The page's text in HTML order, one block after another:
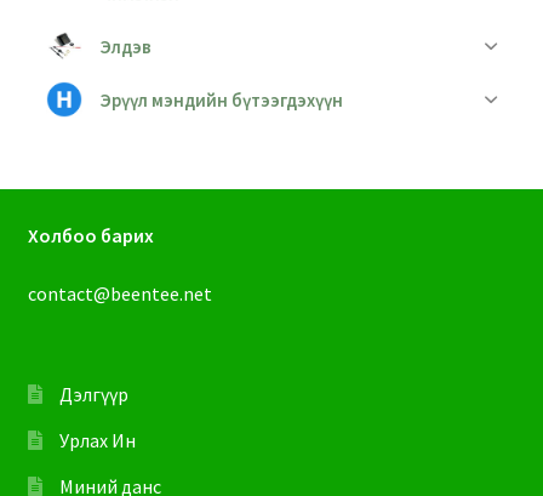
Элдэв
Эрүүл мэндийн бүтээгдэхүүн
Холбоо барих
contact@beentee.net
Дэлгүүр
Урлах Ин
Миний данс